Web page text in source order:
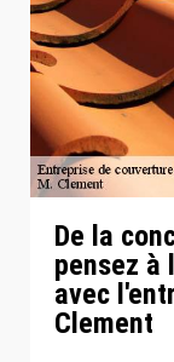
De la
pensez à
avec
Clement